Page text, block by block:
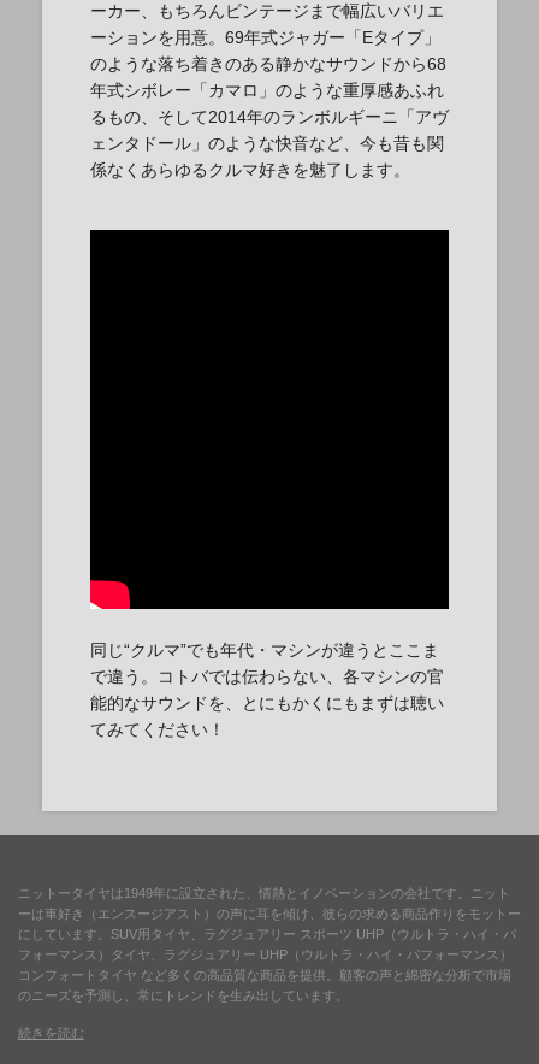
ーカー、もちろんビンテージまで幅広いバリエ
ーションを用意。69年式ジャガー「Eタイプ」
のような落ち着きのある静かなサウンドから68
年式シボレー「カマロ」のような重厚感あふれ
るもの、そして2014年のランボルギーニ「アヴ
ェンタドール」のような快音など、今も昔も関
係なくあらゆるクルマ好きを魅了します。
同じ“クルマ”でも年代・マシンが違うとここま
で違う。コトバでは伝わらない、各マシンの官
能的なサウンドを、とにもかくにもまずは聴い
てみてください！
ニットータイヤは1949年に設立された、情熱とイノベーションの会社です。ニット
ーは車好き（エンスージアスト）の声に耳を傾け、彼らの求める商品作りをモットー
にしています。SUV用タイヤ、ラグジュアリー スポーツ UHP（ウルトラ・ハイ・パ
フォーマンス）タイヤ、ラグジュアリー UHP（ウルトラ・ハイ・パフォーマンス）
コンフォートタイヤ など多くの高品質な商品を提供。顧客の声と綿密な分析で市場
のニーズを予測し、常にトレンドを生み出しています。
続きを読む